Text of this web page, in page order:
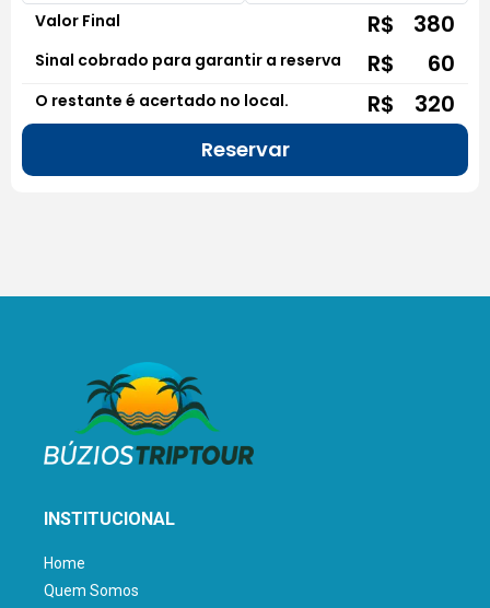
Valor Final R$ 380
Sinal cobrado para garantir a reserva R$ 60
O restante é acertado no local. R$ 320
Reservar
INSTITUCIONAL
Home
Quem Somos